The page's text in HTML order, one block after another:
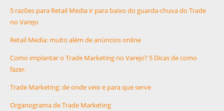
5 razões para Retail Media ir para baixo do guarda-chuva do Trade
no Varejo
Retail Media: muito além de anúncios online
Como implantar o Trade Marketing no Varejo? 5 Dicas de como
fazer.
Trade Marketing: de onde veio e para que serve
Organograma de Trade Marketing